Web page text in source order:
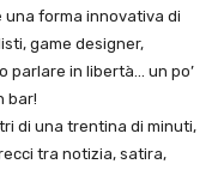
una forma innovativa di
game designer,
parlare in libertà… un po’
bar!
di una trentina di minuti,
tra notizia, satira,